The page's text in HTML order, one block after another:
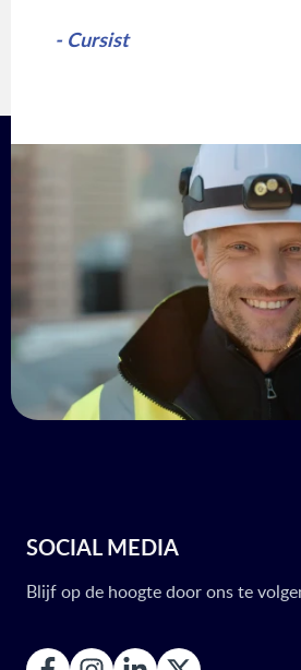
- Cursist
SOCIAL MEDIA
Blijf op de hoogte door ons te